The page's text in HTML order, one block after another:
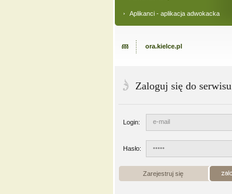
Aplikanci - aplikacja adwokacka
ora.kielce.pl
Zaloguj się do serwisu
Login:
Hasło:
Zarejestruj się